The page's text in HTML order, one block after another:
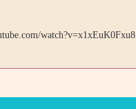
watch?v=x1xEuK0Fxu8